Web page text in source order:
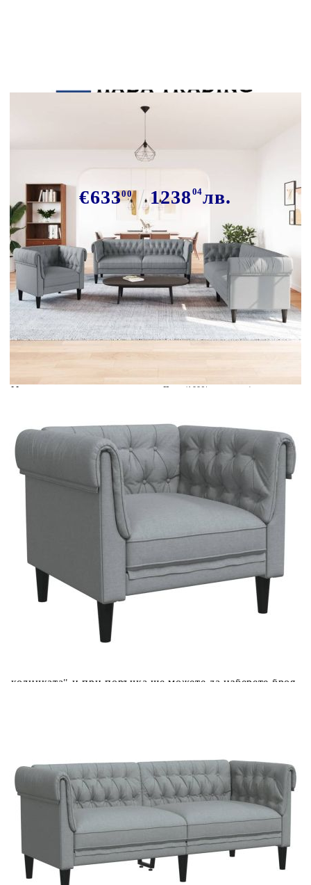
светлосив текстил
€63300 1238 04лв.
В наличност: 43 бр.
Време за доставка: 5 до 9 дни
Безплатна доставка до адрес при плащане по банков път
Материал:
Плат (100% полиестер),
Общи размери:
201,5 x 74,5 x 74,5 см (Ш x Д x
Височина на седалката от земята:
Дълбочина на седалката:
59 см
Ширина на седалката:
178 см
Височина на подлакътника от
70,5 см
Материал на пълнежа:
Максимален капацитет на
натоварване (на място):
Купи на изплащане
Credit calculator
Комплект дивани 3 части светлосив текстил
Please select credit institution
Цена на продукта:
€633.00
Extraction of information from credit institutions
количката" и при поръчка ще можете да изберете броя
Предоставената таблица е с информационна цел.
Добавете продукта в количката си с бутона "Добави в
количката" и при поръчка ще можете да изберете броя
вноски на кредита.
Предоставената таблица е с информационна цел.
Добавете продукта в количката си с бутона "Добави в
количката" и при поръчка ще можете да изберете броя
вноски на кредита.